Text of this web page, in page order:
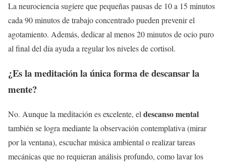
La neurociencia sugiere que pequeñas pausas de 10 a 15 minutos
cada 90 minutos de trabajo concentrado pueden prevenir el
agotamiento. Además, dedicar al menos 20 minutos de ocio puro
al final del día ayuda a regular los niveles de cortisol.
¿Es la meditación la única forma de descansar la
mente?
No. Aunque la meditación es excelente, el descanso mental
también se logra mediante la observación contemplativa (mirar
por la ventana), escuchar música ambiental o realizar tareas
mecánicas que no requieran análisis profundo, como lavar los